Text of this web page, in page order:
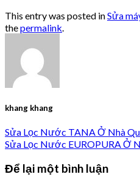
This entry was posted inSửa
thepermalink
khang khang
Sửa Lọc Nước TANA Ở Nhà
Sửa Lọc Nước EUROPURA Ở
Để lại một bình luận